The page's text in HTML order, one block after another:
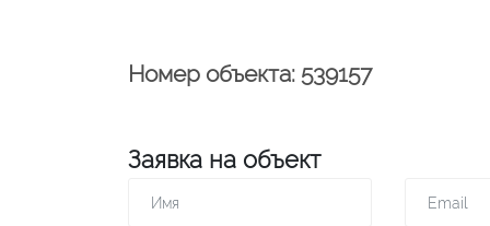
Номер объекта: 539157
Заявка на объект